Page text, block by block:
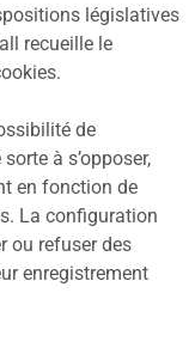
législatives
recueille le
de
à s’opposer,
en fonction de
La configuration
ou refuser des
enregistrement